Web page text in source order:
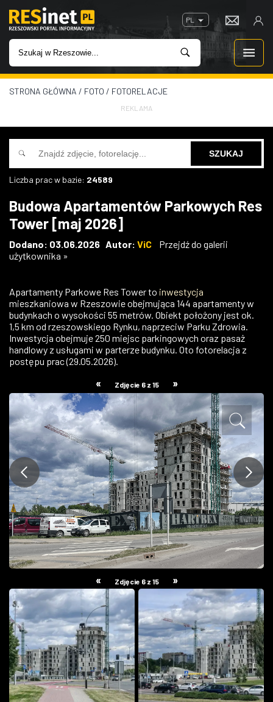
PL
WIADOMOŚCI
INWESTYCJE
IMPREZY
W KINACH
GASTRONOMIA
ZDJĘCIA
W RZESZOWIE
STRONA GŁÓWNA / FOTO / FOTORELACJE
REKLAMA
Liczba prac w bazie: 24589
Budowa Apartamentów Parkowych Res
Tower [maj 2026]
Dodano: 03.06.2026 Autor: ViC
Przejdź do galerii
użytkownika »
Apartamenty Parkowe Res Tower to inwestycja
mieszkaniowa w Rzeszowie obejmująca 144 apartamenty w
budynkach o wysokości 55 metrów. Obiekt położony jest ok.
1,5 km od rzeszowskiego Rynku, naprzeciw Parku Zdrowia.
Inwestycja obejmuje 250 miejsc parkingowych oraz pasaż
handlowy z usługami w parterze budynku. Oto fotorelacja z
postępu prac (29.05.2026).
« Zdjęcie 6 z 15 »
« Zdjęcie 6 z 15 »